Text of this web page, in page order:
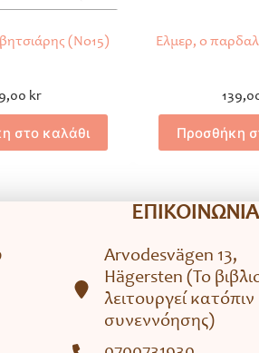
(No15)
kr
στο καλάθι
Έλμερ, ο
Προσθήκη
ΕΠΙΚΟΙΝΩΝΙΑ
Arvodesvägen 13,
Hägersten (To
λειτουργεί κατόπιν
συνεννόησης)